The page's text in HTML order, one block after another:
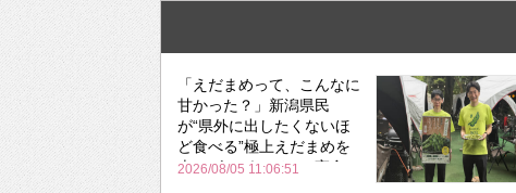
「えだまめって、こんなに
甘かった？」新潟県民
が“県外に出したくないほ
ど食べる”極上えだまめを
森のビアガーデンで実食
2026/08/05 11:06:51